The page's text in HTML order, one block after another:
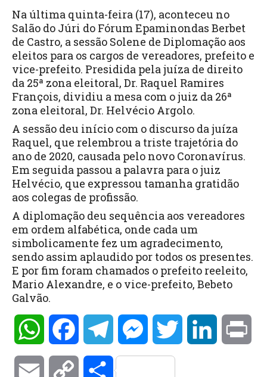
Na última quinta-feira (17), aconteceu no
Salão do Júri do Fórum Epaminondas Berbet
de Castro, a sessão Solene de Diplomação aos
eleitos para os cargos de vereadores, prefeito e
vice-prefeito. Presidida pela juíza de direito
da 25ª zona eleitoral, Dr. Raquel Ramires
François, dividiu a mesa com o juiz da 26ª
zona eleitoral, Dr. Helvécio Argolo.
A sessão deu início com o discurso da juíza
Raquel, que relembrou a triste trajetória do
ano de 2020, causada pelo novo Coronavírus.
Em seguida passou a palavra para o juiz
Helvécio, que expressou tamanha gratidão
aos colegas de profissão.
A diplomação deu sequência aos vereadores
em ordem alfabética, onde cada um
simbolicamente fez um agradecimento,
sendo assim aplaudido por todos os presentes.
E por fim foram chamados o prefeito reeleito,
Mario Alexandre, e o vice-prefeito, Bebeto
Galvão.
WhatsAppFacebookTelegramMessengerTwitter LinkedIn
Email Copy Compartilhar